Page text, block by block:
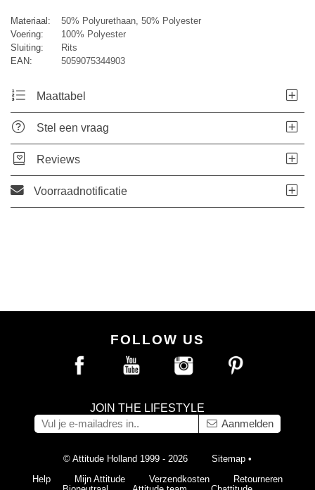
Materiaal:
50% Polyurethaan, 50% Polyester
Voering:
100% Polyester
Sluiting:
Rits
EAN:
5059075344903
Maattabel
Stel een vraag
Reviews
Voorraadnotificatie
FOLLOW US
JOIN THE LIFESTYLE
Aanmelden
© Attitude Holland 1999 - 2026 Sitemap •
Help
Mijn Attitude Verzendkosten
Retourneren